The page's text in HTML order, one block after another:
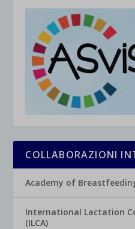
COLLABORAZIONI
Academy of
International Lactation
(ILCA)